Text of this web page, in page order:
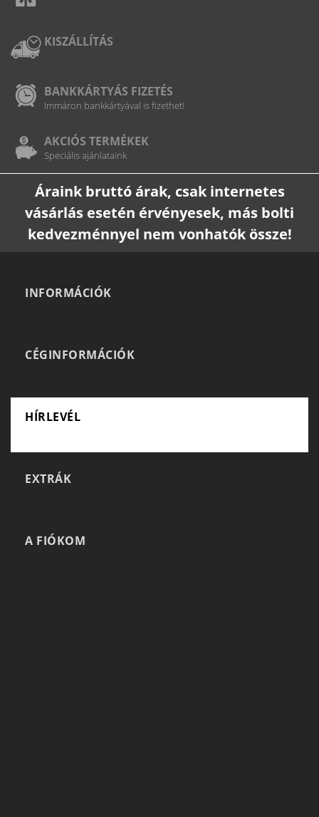
KISZÁLLÍTÁS
BANKKÁRTYÁS FIZETÉS
Immáron bankkártyával is fizethet!
AKCIÓS TERMÉKEK
Speciális ajánlataink
Áraink bruttó árak, csak internetes
vásárlás esetén érvényesek, más bolti
kedvezménnyel nem vonhatók össze!
INFORMÁCIÓK
CÉGINFORMÁCIÓK
HÍRLEVÉL
EXTRÁK
A FIÓKOM